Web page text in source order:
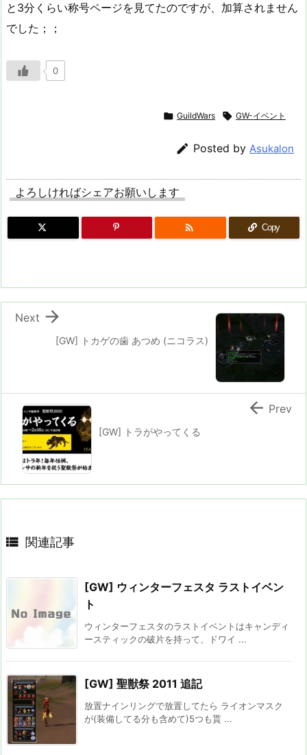
と3分くらい称号ページを見てたのですが、加算されません
でした；；
0
 GuildWars  GW-イベント
 Posted by Asukalon
よろしければシェアお願いします
 Copy
[GW] トカゲの歯 あつめ (ニコラス)

Next
[GW] トラがやってくる
 Prev
 関連記事
[GW] ウィンターフェスタ ラストイベン
ト
ウィンターフェスタのラストイベントはキャンディ
ースティックの破片を持って、ドワイ ...
[GW] 聖獣祭 2011 追記
放置ナインリングで放置してたら ライオンマスク
が(装備してる分も含めて)5つも貰 ...